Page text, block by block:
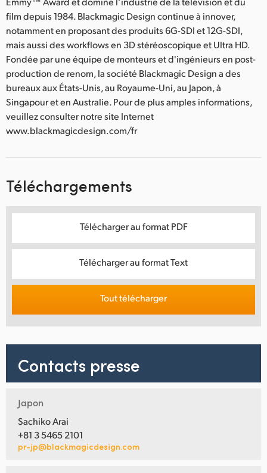
film depuis 1984. Blackmagic Design continue à innover,
notamment en proposant des produits 6G-SDI et 12G-SDI,
mais aussi des workflows en 3D stéréoscopique et Ultra HD.
Fondée par une équipe de monteurs et d'ingénieurs en post-
production de renom, la société Blackmagic Design a des
bureaux aux États-Unis, au Royaume-Uni, au Japon, à
Singapour et en Australie. Pour de plus amples informations,
veuillez consulter notre site Internet
www.blackmagicdesign.com/fr
Téléchargements
Télécharger au format PDF
Télécharger au format Text
Tout télécharger
Contacts presse
Japon
Sachiko Arai
+81 3 5465 2101
pr-jp@blackmagicdesign.com